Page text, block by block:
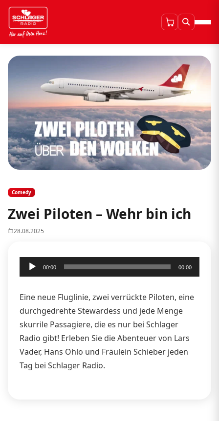
Comedy
Zwei Piloten – Wehr bin ich
28.08.2025
Audio-
Player
00:00 00:00
Eine neue Fluglinie, zwei verrückte Piloten, eine
durchgedrehte Stewardess und jede Menge
skurrile Passagiere, die es nur bei Schlager
Radio gibt! Erleben Sie die Abenteuer von Lars
Vader, Hans Ohlo und Fräulein Schieber jeden
Tag bei Schlager Radio.